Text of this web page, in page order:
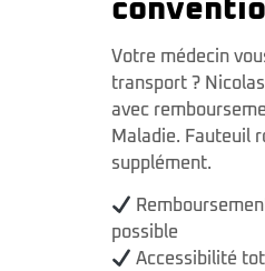
Votre médecin
transport ?
avec
Maladie. Fauteuil
supplément.
possible
Accessibilité